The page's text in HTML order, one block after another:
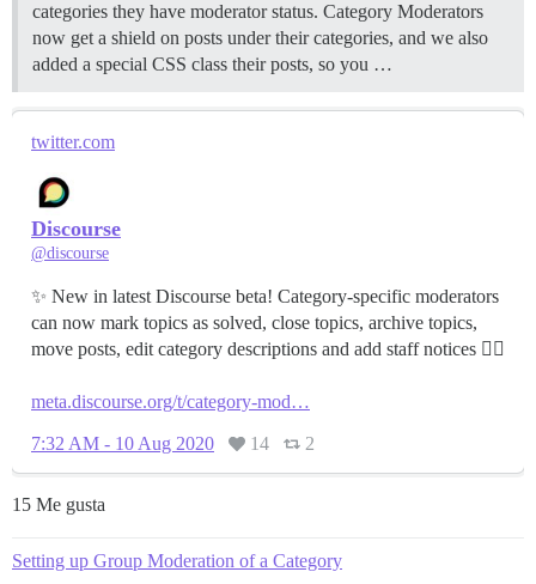
categories they have moderator status. Category Moderators
now get a shield on posts under their categories, and we also
added a special CSS class their posts, so you …
twitter.com
Discourse
@discourse
✨ New in latest Discourse beta! Category-specific moderators
can now mark topics as solved, close topics, archive topics,
move posts, edit category descriptions and add staff notices 🧙‍♀️
meta.discourse.org/t/category-mod…
7:32 AM - 10 Aug 2020 14 2
15 Me gusta
Setting up Group Moderation of a Category